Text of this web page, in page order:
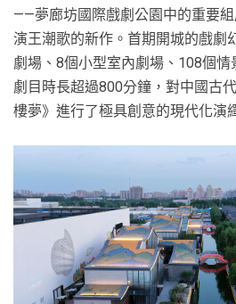
——夢廊坊國際戲劇公園中的重要
演王潮歌的新作。首期開城的戲劇
劇場、8個小型室內劇場、108個情
劇目時長超過800分鐘，對中國古
樓夢》進行了極具創意的現代化演